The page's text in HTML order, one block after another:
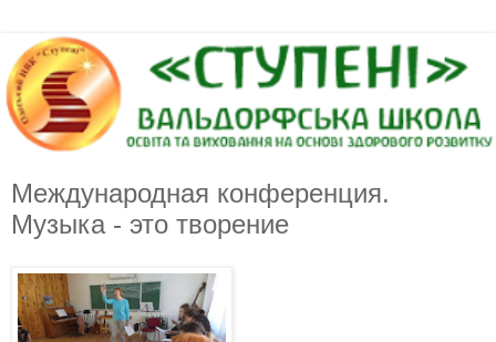
Международная конференция.
Музыка - это творение